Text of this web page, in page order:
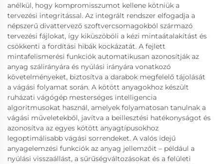
anélkül, hogy kompromisszumot kellene kötniük a
tervezési integritással. Az integrált rendszer elfogadja a
népszerű divattervező szoftvercsomagokból származó
tervezési fájlokat, így kiküszöböli a kézi mintaátalakítást és
csökkenti a fordítási hibák kockázatát. A fejlett
mintafelismerési funkciók automatikusan azonosítják az
anyag szálirányára és nyúlási irányára vonatkozó
követelményeket, biztosítva a darabok megfelelő tájolását
a vágási folyamat során. A kötött anyagokhoz készült
ruházati vágógép mesterséges intelligencia
algoritmusokat használ, amelyek folyamatosan tanulnak a
vágási műveletekből, javítva a beillesztési hatékonyságot és
azonosítva az egyes kötött anyagtípusokhoz
legoptimálisabb vágási sorrendeket. A valós idejű
anyagelemzési funkciók az anyag jellemzőit – például a
nyúlási visszaállást, a sűrűségváltozásokat és a felületi